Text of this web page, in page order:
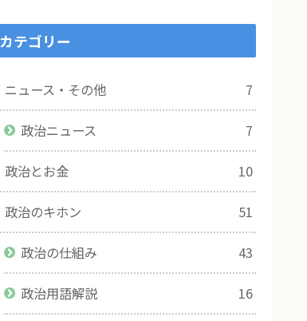
カテゴリー
ニュース・その他 7
政治ニュース 7
政治とお金 10
政治のキホン 51
政治の仕組み 43
政治用語解説 16